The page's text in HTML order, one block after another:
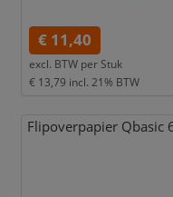
€ 11,40
excl. BTW per Stuk
€ 13,79 incl. 21% BTW
Flipoverpapier Qbasic